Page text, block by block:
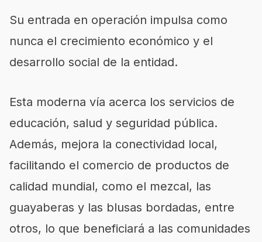
Su entrada en operación impulsa como
nunca el crecimiento económico y el
desarrollo social de la entidad.
Esta moderna vía acerca los servicios de
educación, salud y seguridad pública.
Además, mejora la conectividad local,
facilitando el comercio de productos de
calidad mundial, como el mezcal, las
guayaberas y las blusas bordadas, entre
otros, lo que beneficiará a las comunidades